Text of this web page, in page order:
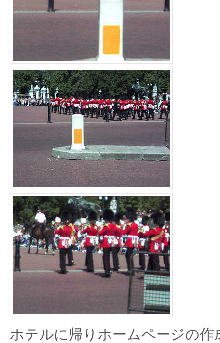
ホテルに帰りホームページの作